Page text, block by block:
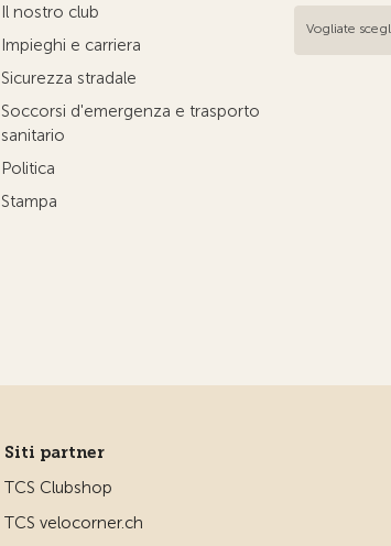
Il nostro club
Impieghi e carriera
Sicurezza stradale
Soccorsi d'emergenza e trasporto
sanitario
Politica
Stampa
Vogliate
Siti partner
TCS Clubshop
TCS velocorner.ch